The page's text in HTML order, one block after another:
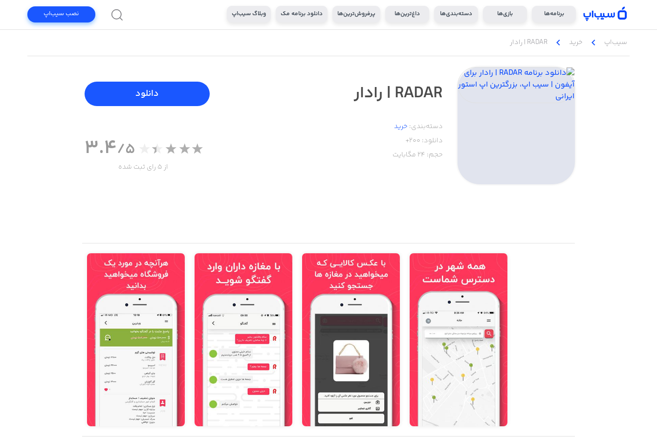
برنامه‌ها بازی‌ها دسته‌بندی‌ها داغ‌ترین‌ها پرفروش‌ترین‌ها دانلود برنامه مک وبلاگ سیب‌اپ نصب سیب‌اپ
سیب‌اپ chevron_left خرید chevron_left RADAR | رادار
RADAR | رادار
دسته‌بندی: خرید
دانلود: 200+
حجم: 24 مگابایت
دانلود
3.4/5
از 5 رای ثبت شده